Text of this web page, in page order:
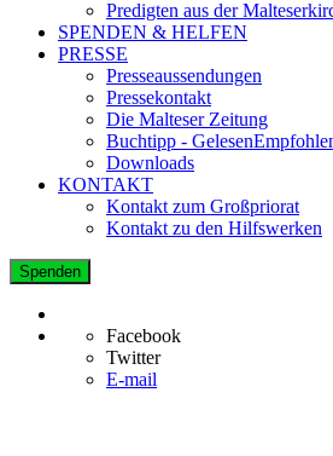
Predigten aus der
SPENDEN & HELFEN
PRESSE
Presseaussendungen
Pressekontakt
Die Malteser Zeitung
Buchtipp -
Downloads
KONTAKT
Kontakt zum Großpriorat
Kontakt zu den Hilfswerken
Spenden
Facebook
Twitter
E-mail